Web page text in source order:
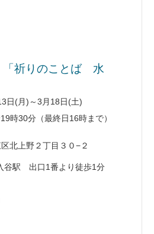
「祈りのことば 水
(月)～3月18日(土)
時30分（最終日16時まで）
北上野２丁目３０−２
谷駅 出口1番より徒歩1分